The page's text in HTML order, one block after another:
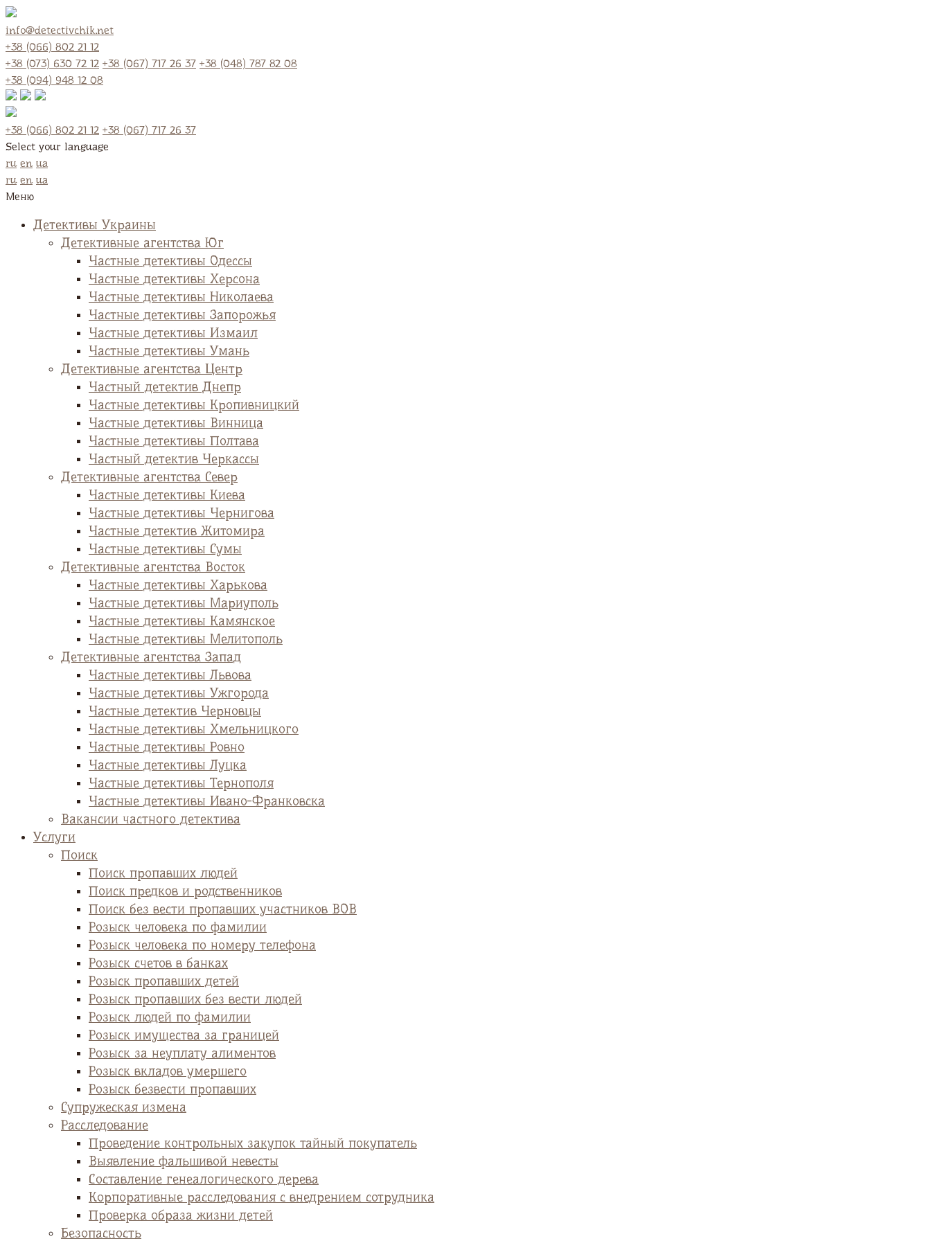
info@detectivchik.net
+38 (066) 802 21 12
+38 (073) 630 72 12 +38 (067) 717 26 37 +38 (048) 787 82 08
+38 (094) 948 12 08
+38 (066) 802 21 12 +38 (067) 717 26 37
Select your language
ru en ua
ru en ua
Меню
Детективы Украины
Детективные агентства Юг
Частные детективы Одессы
Частные детективы Херсона
Частные детективы Николаева
Частные детективы Запорожья
Частные детективы Измаил
Частные детективы Умань
Детективные агентства Центр
Частный детектив Днепр
Частные детективы Кропивницкий
Частные детективы Винница
Частные детективы Полтава
Частный детектив Черкассы
Детективные агентства Север
Частные детективы Киева
Частные детективы Чернигова
Частные детектив Житомира
Частные детективы Сумы
Детективные агентства Восток
Частные детективы Харькова
Частные детективы Мариуполь
Частные детективы Камянское
Частные детективы Мелитополь
Детективные агентства Запад
Частные детективы Львова
Частные детективы Ужгорода
Частные детектив Черновцы
Частные детективы Хмельницкого
Частные детективы Ровно
Частные детективы Луцка
Частные детективы Тернополя
Частные детективы Ивано-Франковска
Вакансии частного детектива
Услуги
Поиск
Поиск пропавших людей
Поиск предков и родственников
Поиск без вести пропавших участников ВОВ
Розыск человека по фамилии
Розыск человека по номеру телефона
Розыск счетов в банках
Розыск пропавших детей
Розыск пропавших без вести людей
Розыск людей по фамилии
Розыск имущества за границей
Розыск за неуплату алиментов
Розыск вкладов умершего
Розыск безвести пропавших
Супружеская измена
Расследование
Проведение контрольных закупок тайный покупатель
Выявление фальшивой невесты
Cоставление генеалогического дерева
Корпоративные расследования с внедрением сотрудника
Проверка образа жизни детей
Безопасность